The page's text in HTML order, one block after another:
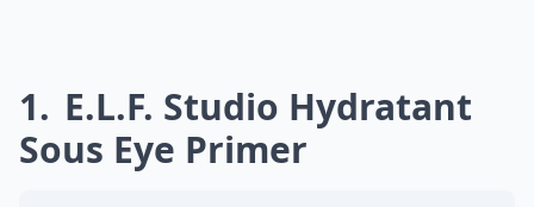
1
E.l.f. Studio Hydratant
Sous Eye Primer